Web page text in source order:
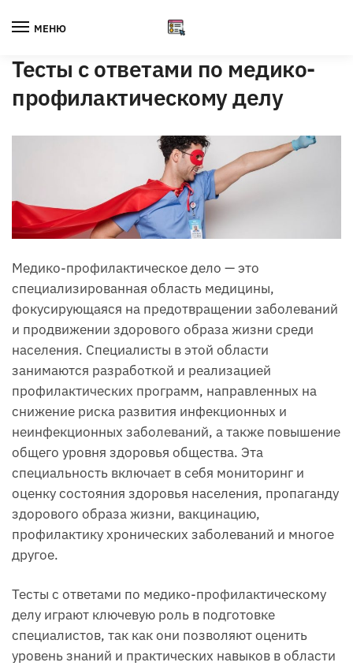
МЕНЮ
Тесты с ответами по медико-
профилактическому делу
Медико-профилактическое дело — это
специализированная область медицины,
фокусирующаяся на предотвращении заболеваний
и продвижении здорового образа жизни среди
населения. Специалисты в этой области
занимаются разработкой и реализацией
профилактических программ, направленных на
снижение риска развития инфекционных и
неинфекционных заболеваний, а также повышение
общего уровня здоровья общества. Эта
специальность включает в себя мониторинг и
оценку состояния здоровья населения, пропаганду
здорового образа жизни, вакцинацию,
профилактику хронических заболеваний и многое
другое.
Тесты с ответами по медико-профилактическому
делу играют ключевую роль в подготовке
специалистов, так как они позволяют оценить
уровень знаний и практических навыков в области